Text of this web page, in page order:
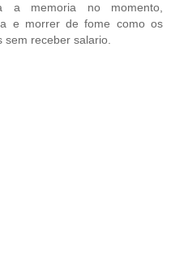
a memoria no momento,
e morrer de fome como os
sem receber salario.